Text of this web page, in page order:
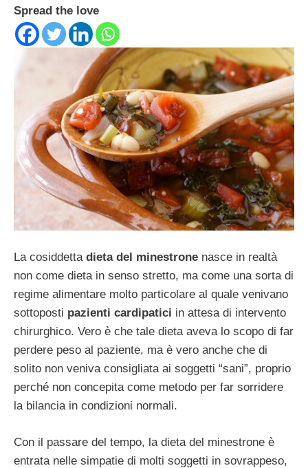
Spread the love
La cosiddetta dieta del minestrone nasce in realtà
non come dieta in senso stretto, ma come una sorta di
regime alimentare molto particolare al quale venivano
sottoposti pazienti cardipatici in attesa di intervento
chirurghico. Vero è che tale dieta aveva lo scopo di far
perdere peso al paziente, ma è vero anche che di
solito non veniva consigliata ai soggetti “sani”, proprio
perché non concepita come metodo per far sorridere
la bilancia in condizioni normali.
Con il passare del tempo, la dieta del minestrone è
entrata nelle simpatie di molti soggetti in sovrappeso,